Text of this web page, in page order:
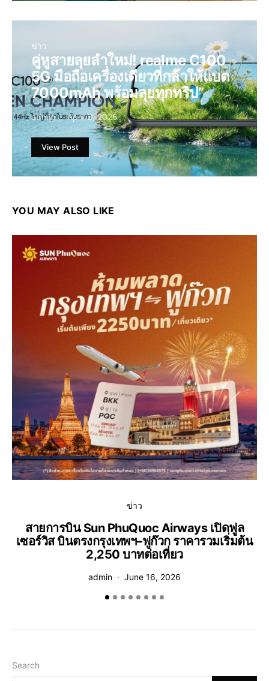
ข่าว
คู่หูสายลุยลำใหม่! realme C100
5G มือถือเครื่องเดียวที่กล้าให้แบต
7000mAh พร้อมลุยทุกทริป”
admin April 3, 2026
View Post
YOU MAY ALSO LIKE
ข่าว
สายการบิน Sun PhuQuoc Airways เปิดฟูล
เซอร์วิส บินตรงกรุงเทพฯ–ฟูก๊วก ราคารวมเริ่มต้น
2,250 บาทต่อเที่ยว
admin June 16, 2026
Search